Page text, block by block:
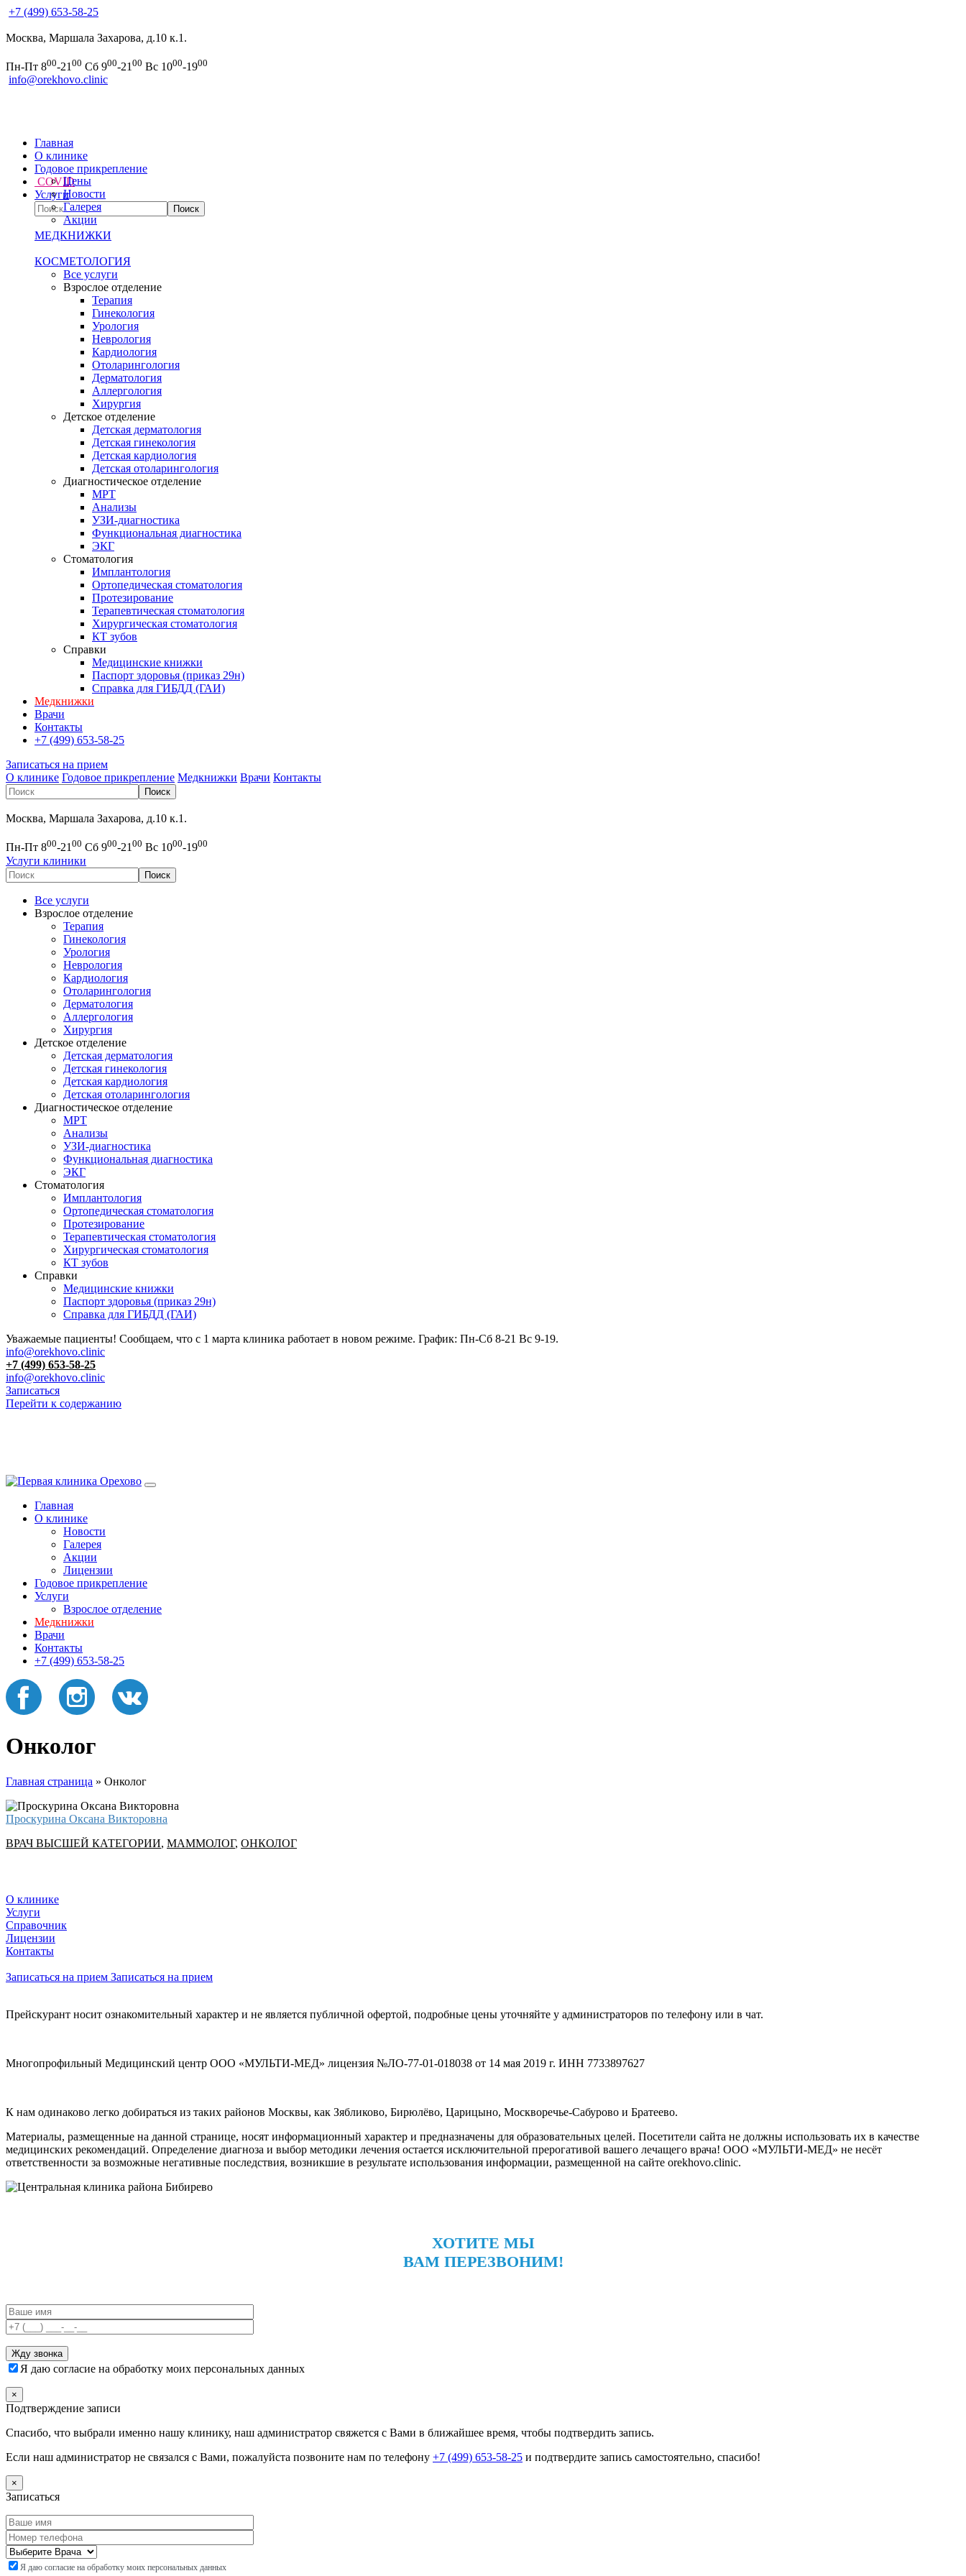
+7 (499) 653-58-25
Москва, Маршала Захарова, д.10 к.1.
Пн-Пт 800-21 00 Сб 900-21 00 Вс 1000-1900
info@orekhovo.clinic
Главная
О клинике
Цены
Новости
Галерея
Акции
Годовое прикрепление
COVID
Услуги
МЕДКНИЖКИ
КОСМЕТОЛОГИЯ
Все услуги
Взрослое отделение
Терапия
Гинекология
Урология
Неврология
Кардиология
Отоларингология
Дерматология
Аллергология
Хирургия
Детское отделение
Детская дерматология
Детская гинекология
Детская кардиология
Детская отоларингология
Диагностическое отделение
МРТ
Анализы
УЗИ-диагностика
Функциональная диагностика
ЭКГ
Стоматология
Имплантология
Ортопедическая стоматология
Протезирование
Терапевтическая стоматология
Хирургическая стоматология
КТ зубов
Справки
Медицинские книжки
Паспорт здоровья (приказ 29н)
Справка для ГИБДД (ГАИ)
Медкнижки
Врачи
Контакты
+7 (499) 653-58-25
Записаться на прием
О клинике Годовое прикрепление Медкнижки Врачи Контакты
Москва, Маршала Захарова, д.10 к.1.
Пн-Пт 800-2100 Сб 900-2100 Вс 1000-1900
Услуги клиники
Все услуги
Взрослое отделение
Терапия
Гинекология
Урология
Неврология
Кардиология
Отоларингология
Дерматология
Аллергология
Хирургия
Детское отделение
Детская дерматология
Детская гинекология
Детская кардиология
Детская отоларингология
Диагностическое отделение
МРТ
Анализы
УЗИ-диагностика
Функциональная диагностика
ЭКГ
Стоматология
Имплантология
Ортопедическая стоматология
Протезирование
Терапевтическая стоматология
Хирургическая стоматология
КТ зубов
Справки
Медицинские книжки
Паспорт здоровья (приказ 29н)
Справка для ГИБДД (ГАИ)
Уважаемые пациенты! Сообщаем, что с 1 марта клиника работает в новом режиме. График: Пн-Сб 8-21 Вс 9-19.
info@orekhovo.clinic
+7 (499) 653-58-25
info@orekhovo.clinic
Записаться
Перейти к содержанию
Главная
О клинике
Новости
Галерея
Акции
Лицензии
Годовое прикрепление
Услуги
Взрослое отделение
Медкнижки
Врачи
Контакты
+7 (499) 653-58-25
Онколог
Главная страница » Онколог
Проскурина Оксана Викторовна
ВРАЧ ВЫСШЕЙ КАТЕГОРИИ, МАММОЛОГ, ОНКОЛОГ
О клинике
Услуги
Справочник
Лицензии
Контакты
Записаться на прием Записаться на прием
Прейскурант носит ознакомительный характер и не является публичной офертой, подробные цены уточняйте у администраторов по телефону или в чат.
Многопрофильный Медицинский центр ООО «МУЛЬТИ-МЕД» лицензия №ЛО-77-01-018038 от 14 мая 2019 г. ИНН 7733897627
К нам одинаково легко добираться из таких районов Москвы, как Зябликово, Бирюлёво, Царицыно, Москворечье-Сабурово и Братеево.
Материалы, размещенные на данной странице, носят информационный характер и предназначены для образовательных целей. Посетители сайта не должны использовать их в качестве
медицинских рекомендаций. Определение диагноза и выбор методики лечения остается исключительной прерогативой вашего лечащего врача! ООО «МУЛЬТИ-МЕД» не несёт
ответственности за возможные негативные последствия, возникшие в результате использования информации, размещенной на сайте orekhovo.clinic.
ХОТИТЕ МЫ
ВАМ ПЕРЕЗВОНИМ!
Я даю согласие на обработку моих персональных данных
×
Подтверждение записи
Спасибо, что выбрали именно нашу клинику, наш администратор свяжется с Вами в ближайшее время, чтобы подтвердить запись.
Если наш администратор не связался с Вами, пожалуйста позвоните нам по телефону +7 (499) 653-58-25 и подтвердите запись самостоятельно, спасибо!
×
Записаться
Я даю согласие на обработку моих персональных данных